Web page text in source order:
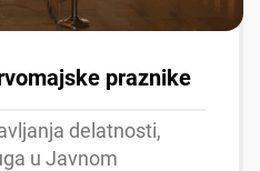
praznike
delatnosti,
u Javnom